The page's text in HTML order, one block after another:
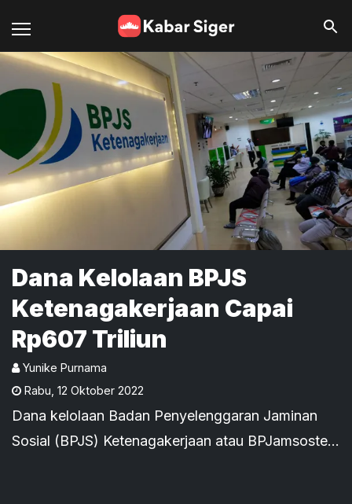
Dana Kelolaan BPJS
Ketenagakerjaan Capai
Rp607 Triliun
Yunike Purnama
Rabu 12 Oktober 2022
Dana kelolaan Badan Penyelenggaran Jaminan
Sosial (BPJS) Ketenagakerjaan atau BPJamsostek